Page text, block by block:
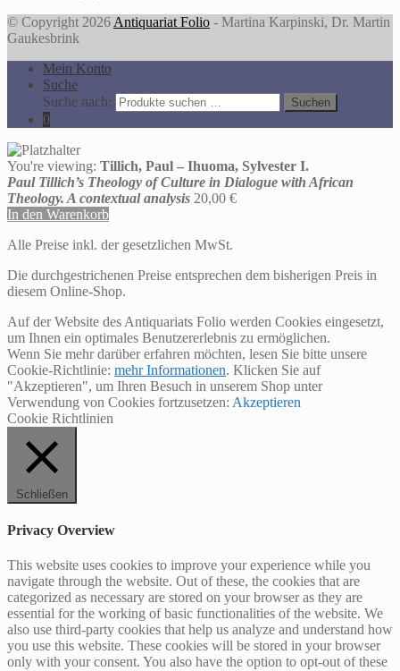
© Copyright 2026 Antiquariat Folio - Martina Karpinski, Dr. Martin
Gaukesbrink
Mein Konto
Suche
Suche nach:
Suchen
0
You're viewing: Tillich, Paul – Ihuoma, Sylvester I.
Paul Tillich’s Theology of Culture in Dialogue with African
Theology. A contextual analysis 20,00 €
In den Warenkorb
Alle Preise inkl. der gesetzlichen MwSt.
Die durchgestrichenen Preise entsprechen dem bisherigen Preis in
diesem Online-Shop.
Auf der Website des Antiquariats Folio werden Cookies eingesetzt,
um Ihnen ein optimales Benutzererlebnis zu ermöglichen.
Wenn Sie mehr darüber erfahren möchten, lesen Sie bitte unsere
Cookie-Richtlinie: mehr Informationen. Klicken Sie auf
"Akzeptieren", um Ihren Besuch in unserem Shop unter
Verwendung von Cookies fortzusetzen: Akzeptieren
Cookie Richtlinien
Schließen
Privacy Overview
This website uses cookies to improve your experience while you
navigate through the website. Out of these, the cookies that are
categorized as necessary are stored on your browser as they are
essential for the working of basic functionalities of the website. We
also use third-party cookies that help us analyze and understand how
you use this website. These cookies will be stored in your browser
only with your consent. You also have the option to opt-out of these